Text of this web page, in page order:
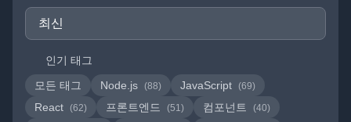
인기 태그
모든 태그
Node.js (88) JavaScript (69)
React (62) 프론트엔드 (51) 컴포넌트 (40)